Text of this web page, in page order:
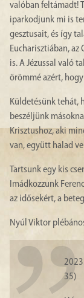
valóban feltámadt!
iparkodjunk mi is
gesztusait, és így
Eucharisztiában,
is. A Jézussal való
örömmé azért,
Küldetésünk tehát,
beszéljünk
Krisztushoz, aki
van, együtt halad
Tartsunk egy kis
Imádkozzunk
az idősekért, a
Nyúl Viktor
35)